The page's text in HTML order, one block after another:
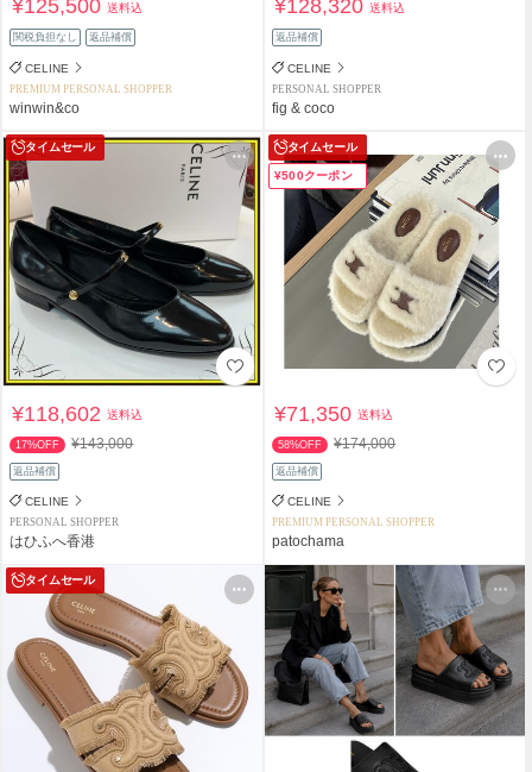
¥125,500送料込
関税負担なし 返品補償
CELINE
PREMIUM PERSONAL SHOPPER
winwin&co
¥128,320送料込
返品補償
CELINE
PERSONAL SHOPPER
fig & coco
タイムセール
¥118,602送料込
17%OFF ¥143,000
返品補償
CELINE
PERSONAL SHOPPER
はひふへ香港
タイムセール
¥500クーポン
¥71,350送料込
58%OFF ¥174,000
返品補償
CELINE
PREMIUM PERSONAL SHOPPER
patochama
タイムセール